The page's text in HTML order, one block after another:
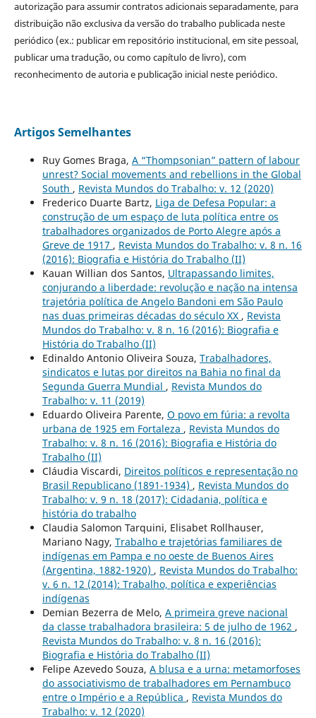
autorização para assumir contratos adicionais separadamente, para
distribuição não exclusiva da versão do trabalho publicada neste
periódico (ex.: publicar em repositório institucional, em site pessoal,
publicar uma tradução, ou como capítulo de livro), com
reconhecimento de autoria e publicação inicial neste periódico.
Artigos Semelhantes
Ruy Gomes Braga, A “Thompsonian” pattern of labour
unrest? Social movements and rebellions in the Global
South , Revista Mundos do Trabalho: v. 12 (2020)
Frederico Duarte Bartz, Liga de Defesa Popular: a
construção de um espaço de luta política entre os
trabalhadores organizados de Porto Alegre após a
Greve de 1917 , Revista Mundos do Trabalho: v. 8 n. 16
(2016): Biografia e História do Trabalho (II)
Kauan Willian dos Santos, Ultrapassando limites,
conjurando a liberdade: revolução e nação na intensa
trajetória política de Angelo Bandoni em São Paulo
nas duas primeiras décadas do século XX , Revista
Mundos do Trabalho: v. 8 n. 16 (2016): Biografia e
História do Trabalho (II)
Edinaldo Antonio Oliveira Souza, Trabalhadores,
sindicatos e lutas por direitos na Bahia no final da
Segunda Guerra Mundial , Revista Mundos do
Trabalho: v. 11 (2019)
Eduardo Oliveira Parente, O povo em fúria: a revolta
urbana de 1925 em Fortaleza , Revista Mundos do
Trabalho: v. 8 n. 16 (2016): Biografia e História do
Trabalho (II)
Cláudia Viscardi, Direitos políticos e representação no
Brasil Republicano (1891-1934) , Revista Mundos do
Trabalho: v. 9 n. 18 (2017): Cidadania, política e
história do trabalho
Claudia Salomon Tarquini, Elisabet Rollhauser,
Mariano Nagy, Trabalho e trajetórias familiares de
indígenas em Pampa e no oeste de Buenos Aires
(Argentina, 1882-1920) , Revista Mundos do Trabalho:
v. 6 n. 12 (2014): Trabalho, política e experiências
indígenas
Demian Bezerra de Melo, A primeira greve nacional
da classe trabalhadora brasileira: 5 de julho de 1962 ,
Revista Mundos do Trabalho: v. 8 n. 16 (2016):
Biografia e História do Trabalho (II)
Felipe Azevedo Souza, A blusa e a urna: metamorfoses
do associativismo de trabalhadores em Pernambuco
entre o Império e a República , Revista Mundos do
Trabalho: v. 12 (2020)